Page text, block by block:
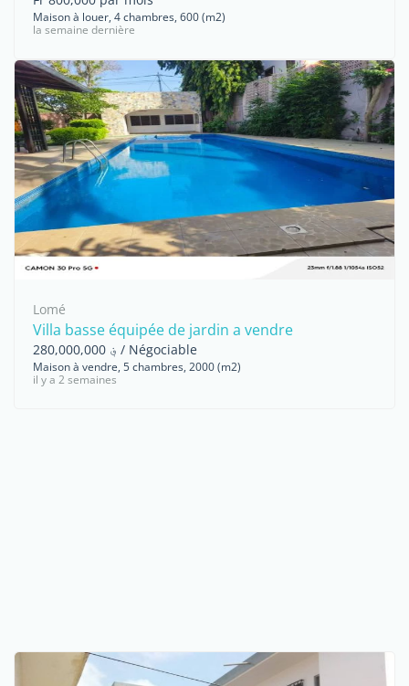
Maison à louer, 4 chambres, 600 (m2)
la semaine dernière
Lomé
Villa basse équipée de jardin a vendre
؋ 280,000,000 / Négociable
Maison à vendre, 5 chambres, 2000 (m2)
il y a 2 semaines